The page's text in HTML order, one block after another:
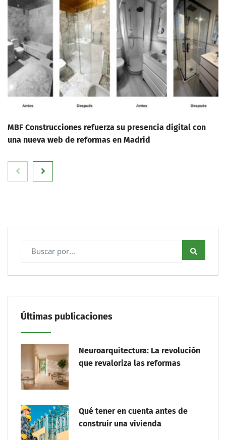
MBF Construcciones refuerza su presencia digital con
una nueva web de reformas en Madrid
Últimas publicaciones
Neuroarquitectura: La revolución
que revaloriza las reformas
Qué tener en cuenta antes de
construir una vivienda